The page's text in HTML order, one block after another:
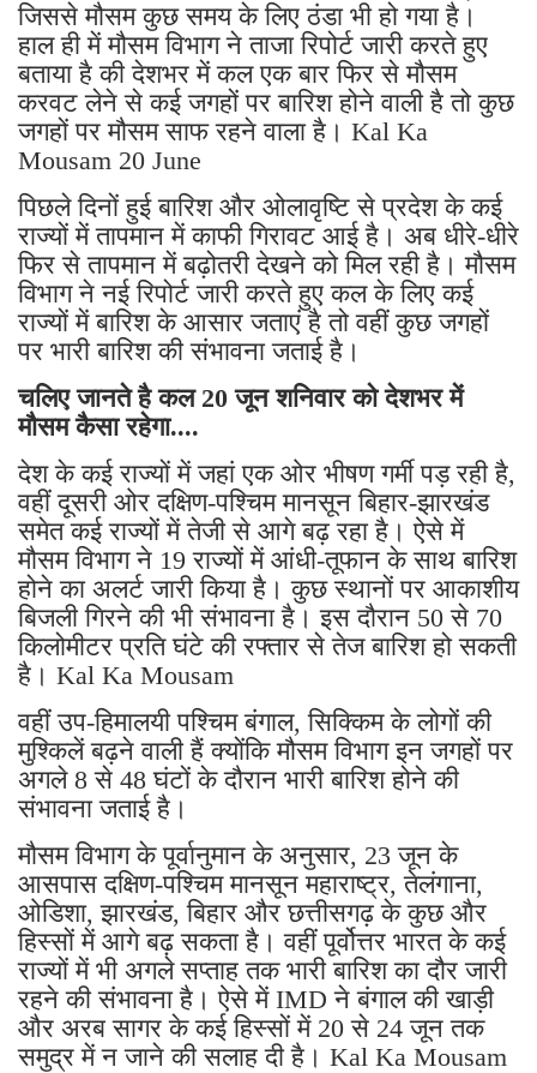
जिससे मौसम कुछ समय के लिए ठंडा भी हो गया है।
हाल ही में मौसम विभाग ने ताजा रिपोर्ट जारी करते हुए
बताया है की देशभर में कल एक बार फिर से मौसम
करवट लेने से कई जगहों पर बारिश होने वाली है तो कुछ
जगहों पर मौसम साफ रहने वाला है। Kal Ka
Mousam 20 June
पिछले दिनों हुई बारिश और ओलावृष्टि से प्रदेश के कई
राज्यों में तापमान में काफी गिरावट आई है। अब धीरे-धीरे
फिर से तापमान में बढ़ोतरी देखने को मिल रही है। मौसम
विभाग ने नई रिपोर्ट जारी करते हुए कल के लिए कई
राज्यों में बारिश के आसार जताएं है तो वहीं कुछ जगहों
पर भारी बारिश की संभावना जताई है।
चलिए जानते है कल 20 जून शनिवार को देशभर में
मौसम कैसा रहेगा....
देश के कई राज्यों में जहां एक ओर भीषण गर्मी पड़ रही है,
वहीं दूसरी ओर दक्षिण-पश्चिम मानसून बिहार-झारखंड
समेत कई राज्यों में तेजी से आगे बढ़ रहा है। ऐसे में
मौसम विभाग ने 19 राज्यों में आंधी-तूफान के साथ बारिश
होने का अलर्ट जारी किया है। कुछ स्थानों पर आकाशीय
बिजली गिरने की भी संभावना है। इस दौरान 50 से 70
किलोमीटर प्रति घंटे की रफ्तार से तेज बारिश हो सकती
है। Kal Ka Mousam
वहीं उप-हिमालयी पश्चिम बंगाल, सिक्किम के लोगों की
मुश्किलें बढ़ने वाली हैं क्योंकि मौसम विभाग इन जगहों पर
अगले 8 से 48 घंटों के दौरान भारी बारिश होने की
संभावना जताई है।
मौसम विभाग के पूर्वानुमान के अनुसार, 23 जून के
आसपास दक्षिण-पश्चिम मानसून महाराष्ट्र, तेलंगाना,
ओडिशा, झारखंड, बिहार और छत्तीसगढ़ के कुछ और
हिस्सों में आगे बढ़ सकता है। वहीं पूर्वोत्तर भारत के कई
राज्यों में भी अगले सप्ताह तक भारी बारिश का दौर जारी
रहने की संभावना है। ऐसे में IMD ने बंगाल की खाड़ी
और अरब सागर के कई हिस्सों में 20 से 24 जून तक
समुद्र में न जाने की सलाह दी है। Kal Ka Mousam